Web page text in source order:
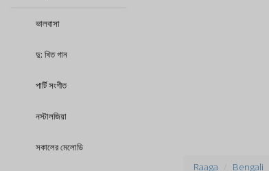
ভালবাসা
দু: খিত গান
পার্টি সংগীত
নস্টালজিয়া
সকালের মেলোডি
Raaga Bengali